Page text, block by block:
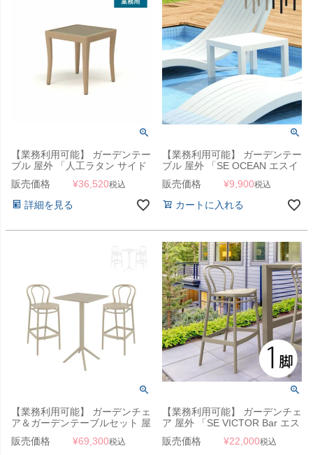
【業務利用可能】 ガーデンテー
ブル 屋外 「人工ラタン サイド
テーブル BLM-1707 ガラス天板
5MM」
販売価格 ¥36,520税込
詳細を見る
【業務利用可能】 ガーデンテー
ブル 屋外 「SE OCEAN エスイ
ー オーシャン サイドテーブル
45×45cm」
販売価格 ¥9,900税込
カートに入れる
【業務利用可能】 ガーデンチェ
ア＆ガーデンテーブルセット 屋
外 「SE SKY エスイー スカイ
フォールディング バーテーブル
販売価格 ¥69,300税込
【業務利用可能】 ガーデンチェ
ア 屋外 「SE VICTOR Bar エス
イー ヴィクター バーチェア
SH75cm」
販売価格 ¥22,000税込